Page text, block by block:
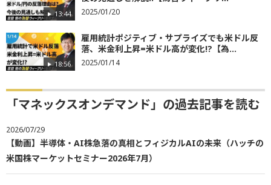
13:44 2025/01/20
18:56
雇用統計ポジティブ・サプライズでも米ドル反
落、米金利上昇=米ドル高が変化!?【為...
2025/01/14
「マネックスオンデマンド」の過去記事を読む
2026/07/29
【動画】半導体・AI株急落の真相とフィジカルAIの未来（ハッチの
米国株マーケットセミナー2026年7月）